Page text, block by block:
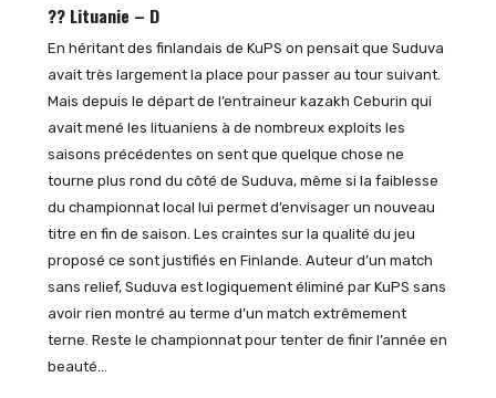
?? Lituanie – D
En héritant des finlandais de KuPS on pensait que Suduva
avait très largement la place pour passer au tour suivant.
Mais depuis le départ de l’entraineur kazakh Ceburin qui
avait mené les lituaniens à de nombreux exploits les
saisons précédentes on sent que quelque chose ne
tourne plus rond du côté de Suduva, même si la faiblesse
du championnat local lui permet d’envisager un nouveau
titre en fin de saison. Les craintes sur la qualité du jeu
proposé ce sont justifiés en Finlande. Auteur d’un match
sans relief, Suduva est logiquement éliminé par KuPS sans
avoir rien montré au terme d’un match extrêmement
terne. Reste le championnat pour tenter de finir l’année en
beauté…